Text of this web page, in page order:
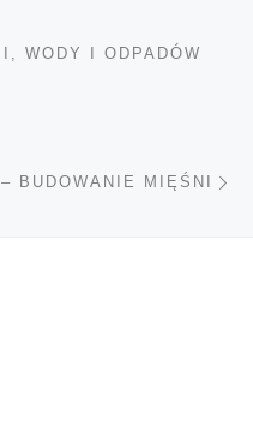
WODY I ODPADÓW
BUDOWANIE MIĘŚNI